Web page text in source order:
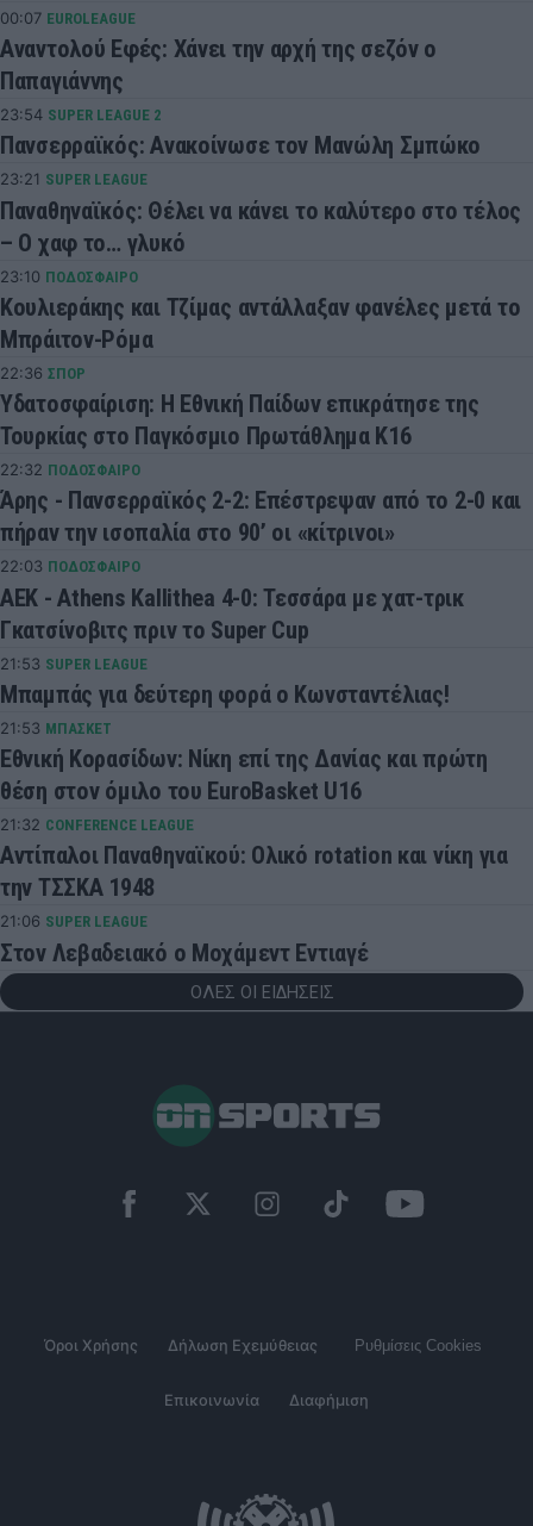
00:07 EUROLEAGUE
Αναντολού Εφές: Χάνει την αρχή της σεζόν ο
Παπαγιάννης
23:54 SUPER LEAGUE 2
Πανσερραϊκός: Ανακοίνωσε τον Μανώλη Σμπώκο
23:21 SUPER LEAGUE
Παναθηναϊκός: Θέλει να κάνει το καλύτερο στο τέλος
– Ο χαφ το… γλυκό
23:10 ΠΟΔΟΣΦΑΙΡΟ
Κουλιεράκης και Τζίμας αντάλλαξαν φανέλες μετά το
Μπράιτον-Ρόμα
22:36 ΣΠΟΡ
Υδατοσφαίριση: Η Εθνική Παίδων επικράτησε της
Τουρκίας στο Παγκόσμιο Πρωτάθλημα Κ16
22:32 ΠΟΔΟΣΦΑΙΡΟ
Άρης - Πανσερραϊκός 2-2: Επέστρεψαν από το 2-0 και
πήραν την ισοπαλία στο 90’ οι «κίτρινοι»
22:03 ΠΟΔΟΣΦΑΙΡΟ
ΑΕΚ - Athens Kallithea 4-0: Τεσσάρα με χατ-τρικ
Γκατσίνοβιτς πριν το Super Cup
21:53 SUPER LEAGUE
Μπαμπάς για δεύτερη φορά ο Κωνσταντέλιας!
21:53 ΜΠΑΣΚΕΤ
Εθνική Κορασίδων: Νίκη επί της Δανίας και πρώτη
θέση στον όμιλο του EuroBasket U16
21:32 CONFERENCE LEAGUE
Αντίπαλοι Παναθηναϊκού: Ολικό rotation και νίκη για
την ΤΣΣΚΑ 1948
21:06 SUPER LEAGUE
Στον Λεβαδειακό ο Μοχάμεντ Εντιαγέ
ΟΛΕΣ ΟΙ ΕΙΔΗΣΕΙΣ
Όροι Χρήσης Δήλωση Εχεμύθειας Ρυθμίσεις Cookies
Επικοινωνία Διαφήμιση